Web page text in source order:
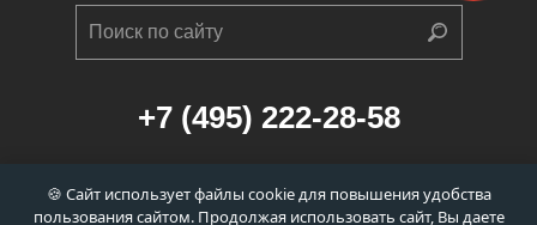
+7 (495) 222-28-58
к. 1 (станция метро «Сокол», 560м)
🍪 Сайт использует файлы cookie для повышения удобства
пользования сайтом. Продолжая использовать сайт, Вы даете